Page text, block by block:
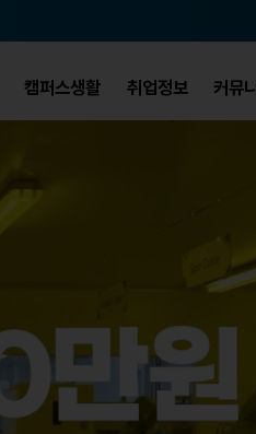
캠퍼스생활 취업정보 커뮤